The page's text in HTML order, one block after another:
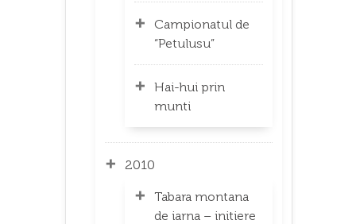
Campionatul de
“Petulusu”
Hai-hui prin
munti
2010
Tabara montana
de iarna – initiere